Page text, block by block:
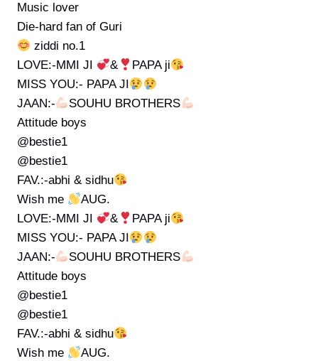
Music lover
Die-hard fan of Guri
ziddi no.1
LOVE:-MMI JI
&
PAPA ji
MISS YOU:- PAPA JI
JAAN:-
SOUHU BROTHERS
Attitude boys
@bestie1
@bestie1
FAV.:-abhi & sidhu
Wish me
AUG.
LOVE:-MMI JI
&
PAPA ji
MISS YOU:- PAPA JI
JAAN:-
SOUHU BROTHERS
Attitude boys
@bestie1
@bestie1
FAV.:-abhi & sidhu
Wish me
AUG.